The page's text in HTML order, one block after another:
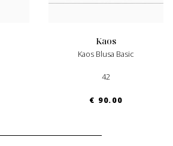
kaos
Kaos Blusa Basic
42
€ 90.00